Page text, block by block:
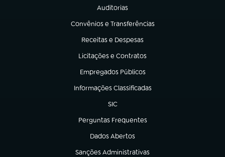
Auditorias
(abre em nova aba)
Convênios e Transferências
(abre em nova aba)
Receitas e Despesas
(abre em nova aba)
Licitações e Contratos
(abre em nova aba)
Empregados Públicos
(abre em nova aba)
Informações Classificadas
(abre em nova aba)
SIC
(abre em nova aba)
Perguntas Frequentes
(abre em nova aba)
Dados Abertos
(abre em nova aba)
Sanções Administrativas